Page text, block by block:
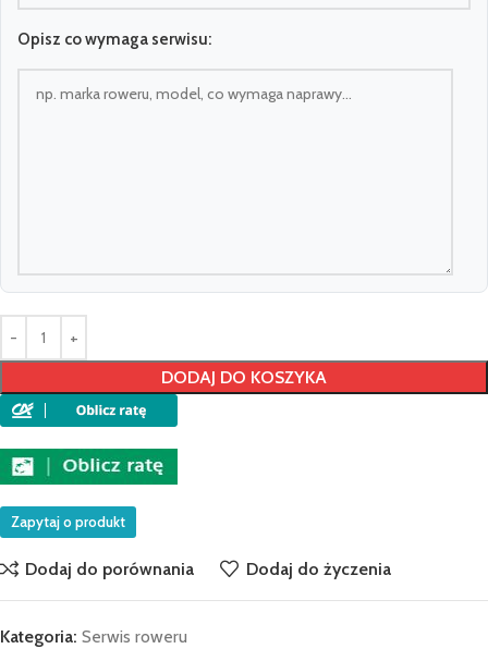
Opisz co wymaga serwisu:
DODAJ DO KOSZYKA
Zapytaj o produkt
Dodaj do porównania Dodaj do życzenia
Kategoria: Serwis roweru